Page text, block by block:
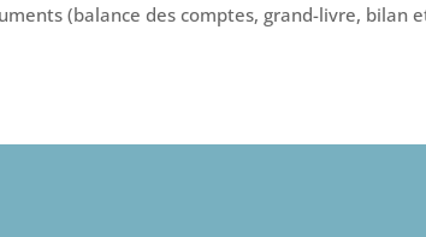
(balance des comptes, grand-livre, bilan